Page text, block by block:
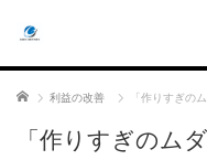
ホーム 利益の改善 「作りすぎの
「作りすぎのム